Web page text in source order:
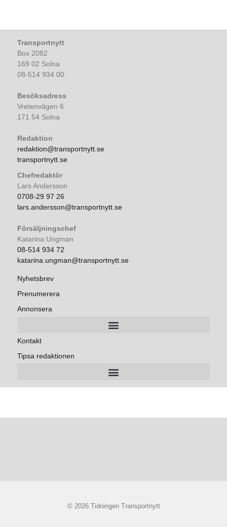
Transportnytt
Box 2082
169 02 Solna
08-514 934 00
Besöksadress
Vretenvägen 6
171 54 Solna
Redaktion
redaktion@transportnytt.se
transportnytt.se
Chefredaktör
Lars Andersson
0708-29 97 26
lars.andersson@transportnytt.se
Försäljningschef
Katarina Ungman
08-514 934 72
katarina.ungman@transportnytt.se
Nyhetsbrev
Prenumerera
Annonsera
Kontakt
Tipsa redaktionen
© 2026 Tidningen Transportnytt